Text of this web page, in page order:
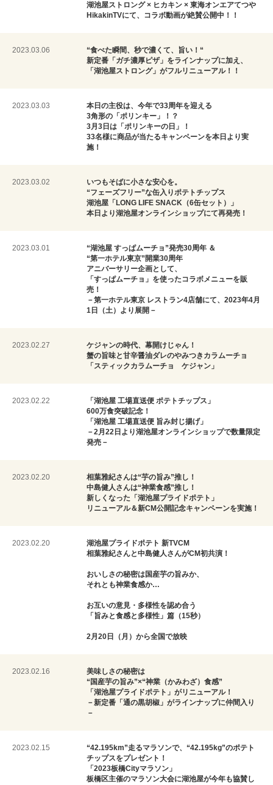
湖池屋ストロング × ヒカキン × 東海オンエアてつや
HikakinTVにて、コラボ動画が絶賛公開中！！
2023.03.06
“食べた瞬間、秒で濃くて、旨い！“
新定番「ガチ濃厚ピザ」をラインナップに加え、
「湖池屋ストロング」がフルリニューアル！！
2023.03.03
本日の主役は、今年で33周年を迎える
3角形の「ポリンキー」！？
3月3日は「ポリンキーの日」！
33名様に商品が当たるキャンペーンを本日より実
施！
2023.03.02
いつもそばに小さな安心を。
“フェーズフリー”な缶入りポテトチップス
湖池屋「LONG LIFE SNACK（6缶セット）」
本日より湖池屋オンラインショップにて再発売！
2023.03.01
“湖池屋 すっぱムーチョ”発売30周年 ＆
“第一ホテル東京”開業30周年
アニバーサリー企画として、
「すっぱムーチョ」を使ったコラボメニューを販
売！
－第一ホテル東京 レストラン4店舗にて、2023年4月
1日（土）より展開－
2023.02.27
ケジャンの時代、幕開けじゃん！
蟹の旨味と甘辛醤油ダレのやみつきカラムーチョ
「スティックカラムーチョ ケジャン」
2023.02.22
「湖池屋 工場直送便 ポテトチップス」
600万食突破記念！
「湖池屋 工場直送便 旨み封じ揚げ」
－2月22日より湖池屋オンラインショップで数量限定
発売－
2023.02.20
相葉雅紀さんは“芋の旨み”推し！
中島健人さんは“神業食感”推し！
新しくなった「湖池屋プライドポテト」
リニューアル＆新CM公開記念キャンペーンを実施！
2023.02.20
湖池屋プライドポテト 新TVCM
相葉雅紀さんと中島健人さんがCM初共演！
おいしさの秘密は国産芋の旨みか、
それとも神業食感か…
お互いの意見・多様性を認め合う
「旨みと食感と多様性」篇（15秒）
2月20日（月）から全国で放映
2023.02.16
美味しさの秘密は
“国産芋の旨み”×“神業（かみわざ）食感”
「湖池屋プライドポテト」がリニューアル！
－新定番「通の黒胡椒」がラインナップに仲間入り
－
2023.02.15
“42.195km”走るマラソンで、“42.195kg”のポテト
チップスをプレゼント！
「2023板橋Cityマラソン」
板橋区主催のマラソン大会に湖池屋が今年も協賛し